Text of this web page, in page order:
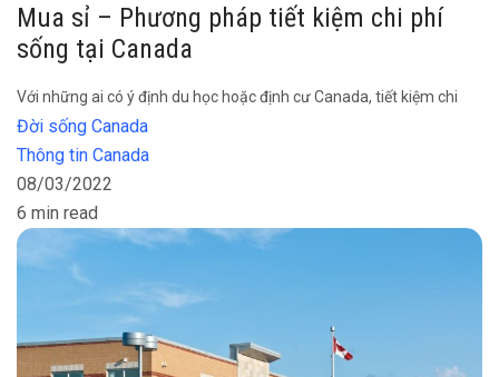
Mua sỉ – Phương pháp tiết kiệm chi phí
sống tại Canada
Với những ai có ý định du học hoặc định cư Canada, tiết kiệm chi
Đời sống Canada
Thông tin Canada
08/03/2022
6 min read